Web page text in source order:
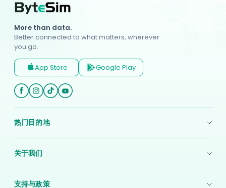
More than data.
Better connected to what matters, wherever
you go.
App Store Google Play
热门目的地
印度尼西亚 eSIM
关于我们
支持与政策